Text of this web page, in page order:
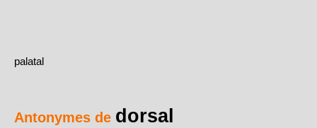
palatal
Antonymes de dorsal